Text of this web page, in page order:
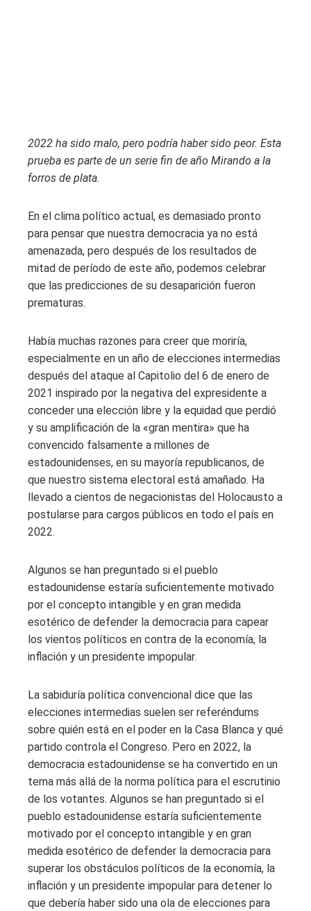
2022 ha sido malo, pero podría haber sido peor. Esta
prueba es parte de un serie fin de año Mirando a la
forros de plata.
En el clima político actual, es demasiado pronto
para pensar que nuestra democracia ya no está
amenazada, pero después de los resultados de
mitad de período de este año, podemos celebrar
que las predicciones de su desaparición fueron
prematuras.
Había muchas razones para creer que moriría,
especialmente en un año de elecciones intermedias
después del ataque al Capitolio del 6 de enero de
2021 inspirado por la negativa del expresidente a
conceder una elección libre y la equidad que perdió
y su amplificación de la «gran mentira» que ha
convencido falsamente a millones de
estadounidenses, en su mayoría republicanos, de
que nuestro sistema electoral está amañado. Ha
llevado a cientos de negacionistas del Holocausto a
postularse para cargos públicos en todo el país en
2022.
Algunos se han preguntado si el pueblo
estadounidense estaría suficientemente motivado
por el concepto intangible y en gran medida
esotérico de defender la democracia para capear
los vientos políticos en contra de la economía, la
inflación y un presidente impopular.
La sabiduría política convencional dice que las
elecciones intermedias suelen ser referéndums
sobre quién está en el poder en la Casa Blanca y qué
partido controla el Congreso. Pero en 2022, la
democracia estadounidense se ha convertido en un
tema más allá de la norma política para el escrutinio
de los votantes. Algunos se han preguntado si el
pueblo estadounidense estaría suficientemente
motivado por el concepto intangible y en gran
medida esotérico de defender la democracia para
superar los obstáculos políticos de la economía, la
inflación y un presidente impopular para detener lo
que debería haber sido una ola de elecciones para